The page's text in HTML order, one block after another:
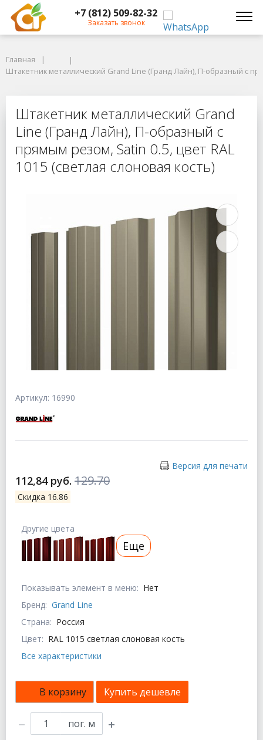
+7 (812) 509-82-32
Заказать звонок
Штакетник металлический Grand Line (Гранд Лайн), П-образный с
Штакетник металлический Grand
Главная
Штакетник металлический Grand Line (Гранд Лайн), П-образный с
Штакетник металлический Grand
Line (Гранд Лайн), П-образный с
прямым резом, Satin 0.5, цвет RAL
1015 (светлая слоновая кость)
Артикул: 16990
Версия для печати
112,84 руб. 129.70
Скидка 16.86
Показывать элемент в меню: Нет
Бренд: Grand Line
Страна: Россия
Цвет: RAL 1015 светлая слоновая кость
Все характеристики
Другие цвета
Еще
В корзину Купить дешевле
пог. м